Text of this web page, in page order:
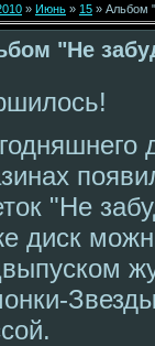
» Июнь » 15 » Альбом
"Не
"Не
диск